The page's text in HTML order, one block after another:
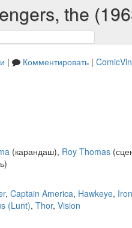
the
| Комментировать |
(карандаш), Roy Thomas
, Captain America, Hawkeye,
(Lunt), Thor, Vision